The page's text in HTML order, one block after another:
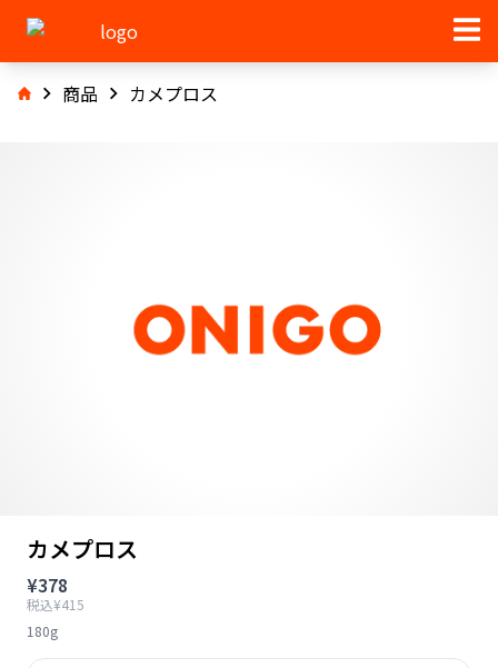
商品 カメプロス
カメプロス
¥378
税込¥415
180g